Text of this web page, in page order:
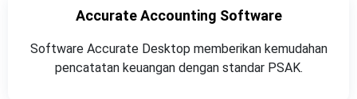
Accurate Accounting Software​
Software Accurate Desktop memberikan kemudahan
pencatatan keuangan dengan standar PSAK.